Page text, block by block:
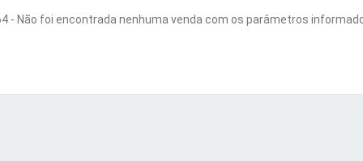
- Não foi encontrada nenhuma venda com os parâmetros